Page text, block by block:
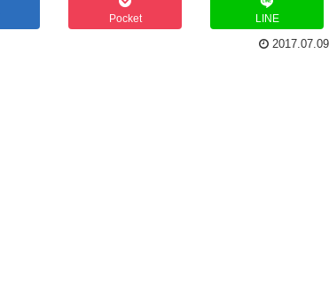
Pocket LINE
2017.07.09